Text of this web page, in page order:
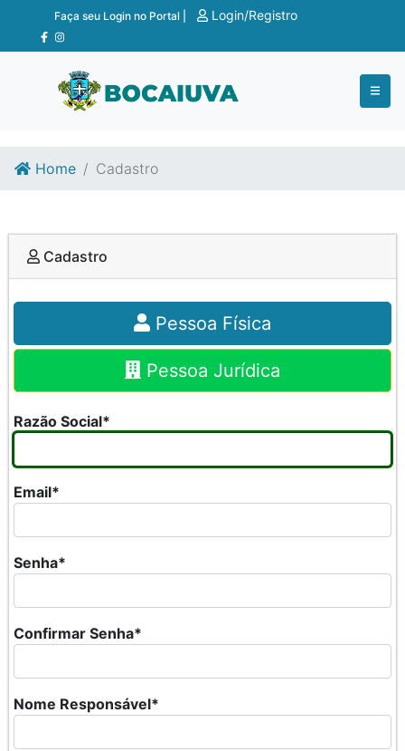
Ir para o conteúdo
Ir para o fim do conteúdo
Faça seu Login no Portal | Login/Registro
Home Cadastro
Cadastro
Pessoa Física
Pessoa Jurídica
Razão Social*
Email*
Senha*
Confirmar Senha*
Nome Responsável*